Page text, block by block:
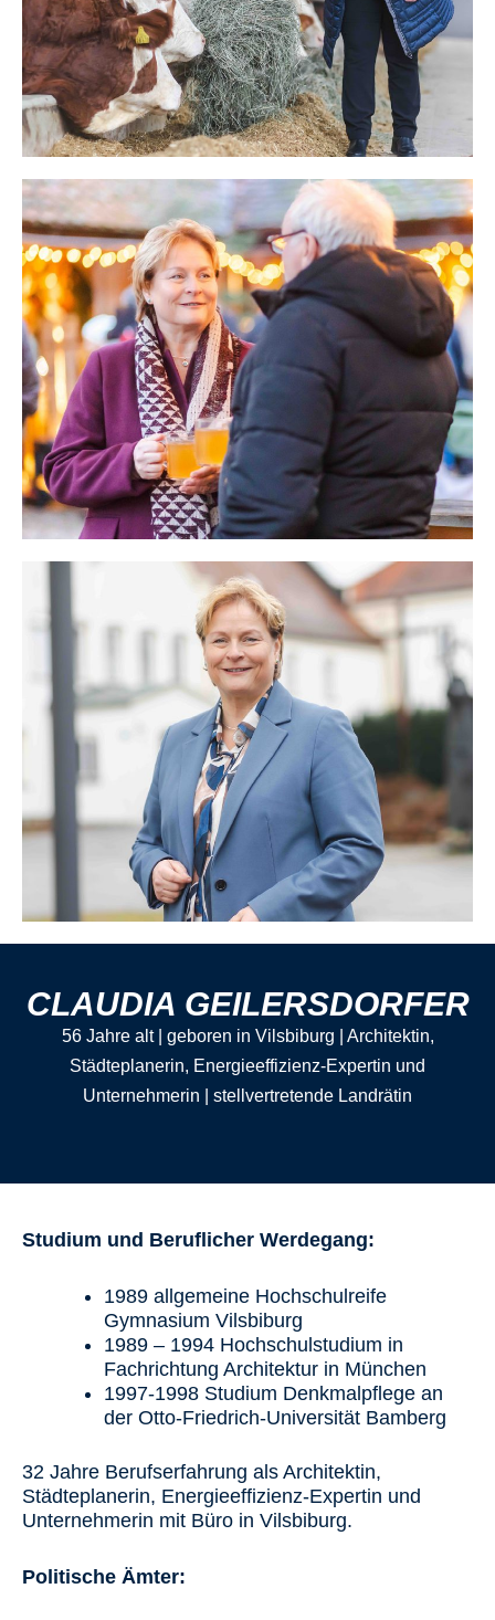
CLAUDIA GEILERSDORFER
56 Jahre alt | geboren in Vilsbiburg | Architektin,
Städteplanerin, Energieeffizienz-Expertin und
Unternehmerin | stellvertretende Landrätin
Studium und Beruflicher Werdegang:
1989 allgemeine Hochschulreife
Gymnasium Vilsbiburg
1989 – 1994 Hochschulstudium in
Fachrichtung Architektur in München
1997-1998 Studium Denkmalpflege an
der Otto-Friedrich-Universität Bamberg
32 Jahre Berufserfahrung als Architektin,
Städteplanerin, Energieeffizienz-Expertin und
Unternehmerin mit Büro in Vilsbiburg.
Politische Ämter: